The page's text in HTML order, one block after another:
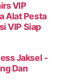
VIP
Alat Pesta
VIP Siap
Jaksel -
Dan